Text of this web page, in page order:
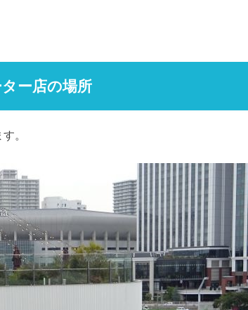
ー店の場所
。